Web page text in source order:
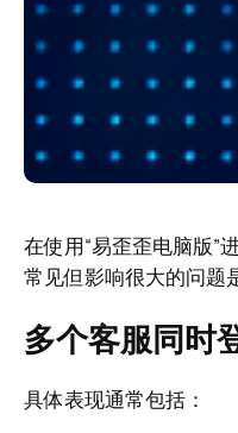
在使用“易歪歪电脑版”
常见但影响很大的问题
多个客服同时
具体表现通常包括：